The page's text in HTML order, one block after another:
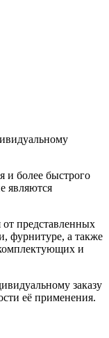
и более быстрого
являются
от представленных
фурнитуре, а также
и
заказу
её применения.